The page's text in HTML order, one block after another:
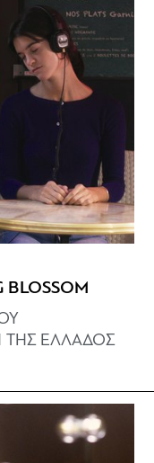
ΤΗΣ ΕΛΛΑΔΟΣ